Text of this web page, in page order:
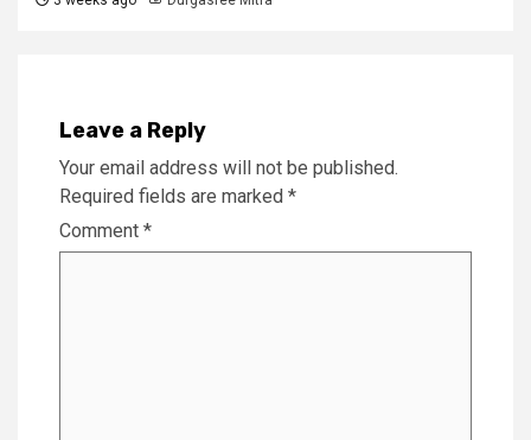
Leave a Reply
Your email address will not be published.
Required fields are marked *
Comment *